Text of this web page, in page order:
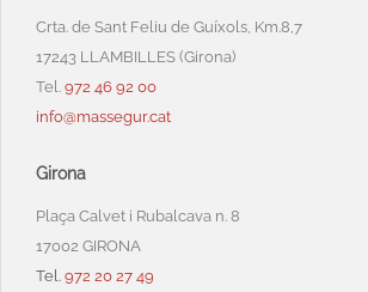
Crta. de Sant Feliu de Guíxols, Km.8,7
17243 LLAMBILLES (Girona)
Tel. 972 46 92 00
info@massegur.cat
Girona
Plaça Calvet i Rubalcava n. 8
17002 GIRONA
Tel. 972 20 27 49